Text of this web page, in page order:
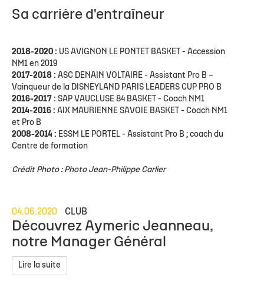
Sa carrière d'entraîneur
2018-2020 : US AVIGNON LE PONTET BASKET - Accession
NM1 en 2019
2017-2018 : ASC DENAIN VOLTAIRE - Assistant Pro B –
Vainqueur de la DISNEYLAND PARIS LEADERS CUP PRO B
2016-2017 : SAP VAUCLUSE 84 BASKET - Coach NM1
2014-2016 : AIX MAURIENNE SAVOIE BASKET - Coach NM1
et Pro B
2008-2014 : ESSM LE PORTEL - Assistant Pro B ; coach du
Centre de formation
Crédit Photo : Photo Jean-Philippe Carlier
04.06.2020 CLUB
Découvrez Aymeric Jeanneau,
notre Manager Général
Lire la suite